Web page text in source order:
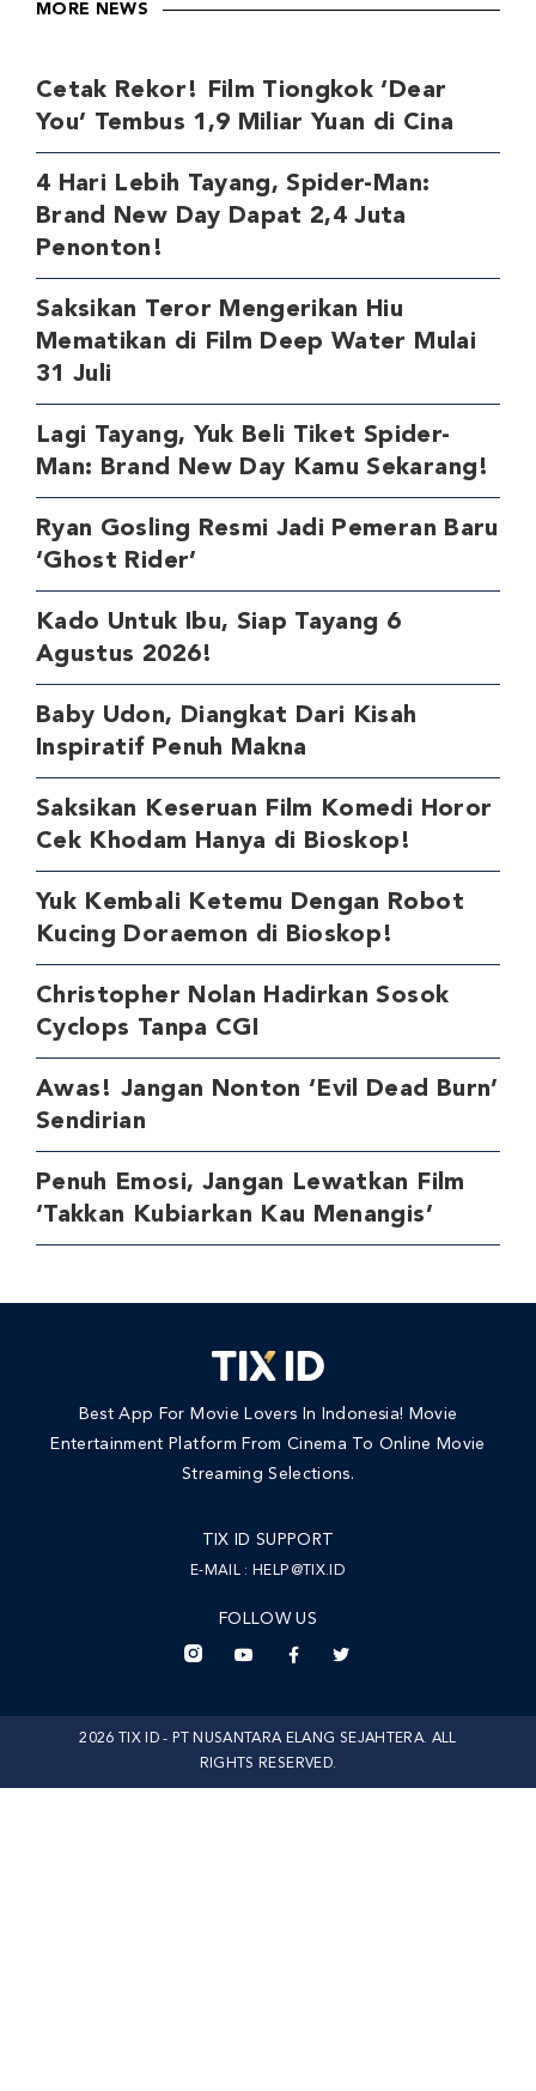
MORE NEWS
Cetak Rekor! Film Tiongkok ‘Dear
You’ Tembus 1,9 Miliar Yuan di Cina
4 Hari Lebih Tayang, Spider-Man:
Brand New Day Dapat 2,4 Juta
Penonton!
Saksikan Teror Mengerikan Hiu
Mematikan di Film Deep Water Mulai
31 Juli
Lagi Tayang, Yuk Beli Tiket Spider-
Man: Brand New Day Kamu Sekarang!
Ryan Gosling Resmi Jadi Pemeran Baru
‘Ghost Rider’
Kado Untuk Ibu, Siap Tayang 6
Agustus 2026!
Baby Udon, Diangkat Dari Kisah
Inspiratif Penuh Makna
Saksikan Keseruan Film Komedi Horor
Cek Khodam Hanya di Bioskop!
Yuk Kembali Ketemu Dengan Robot
Kucing Doraemon di Bioskop!
Christopher Nolan Hadirkan Sosok
Cyclops Tanpa CGI
Awas! Jangan Nonton ‘Evil Dead Burn’
Sendirian
Penuh Emosi, Jangan Lewatkan Film
‘Takkan Kubiarkan Kau Menangis’
Best App For Movie Lovers In Indonesia! Movie
Entertainment Platform From Cinema To Online Movie
Streaming Selections.
TIX ID SUPPORT
E-MAIL : HELP@TIX.ID
FOLLOW US
2026 TIX ID - PT NUSANTARA ELANG SEJAHTERA. ALL
RIGHTS RESERVED.